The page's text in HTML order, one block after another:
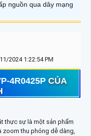
nguồn qua dây mạng
2024 1:22:54 PM
4R0425PCỦA
thực sự là một sản phẩm
zoom thu phóng dễ dàng,